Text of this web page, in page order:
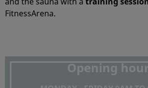
FitnessArena.
Opening